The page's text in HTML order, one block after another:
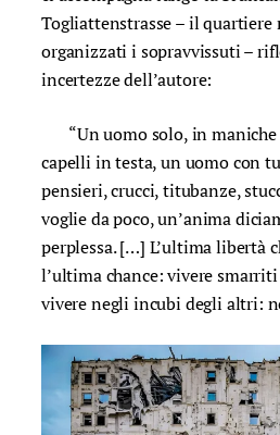
Togliattenstrasse – il
organizzati i sopravvissuti –
incertezze dell’autore:
“Un uomo solo, in
capelli in testa, un uomo con
pensieri, crucci, titubanze,
voglie da poco, un’anima
perplessa. […] L’ultima libertà
l’ultima chance: vivere
vivere negli incubi degli altri: